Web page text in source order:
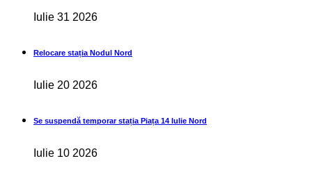
Iulie 31 2026
Relocare stația Nodul Nord
Iulie 20 2026
Se suspendă temporar stația Piața 14 Iulie Nord
Iulie 10 2026